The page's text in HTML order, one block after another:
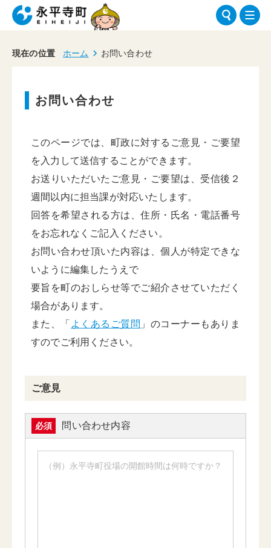
現在の位置 ホーム お問い合わせ
お問い合わせ
このページでは、町政に対するご意見・ご要望
を入力して送信することができます。
お送りいただいたご意見・ご要望は、受信後２
週間以内に担当課が対応いたします。
回答を希望される方は、住所・氏名・電話番号
をお忘れなくご記入ください。
お問い合わせ頂いた内容は、個人が特定できな
いように編集したうえで
要旨を町のおしらせ等でご紹介させていただく
場合があります。
また、「 よくあるご質問 」のコーナーもありま
すのでご利用ください。
ご意見
必須 問い合わせ内容